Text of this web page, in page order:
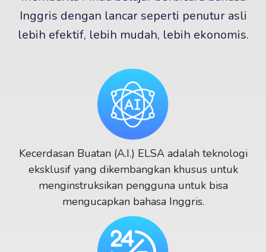
Inggris dengan lancar seperti penutur asli
lebih efektif, lebih mudah, lebih ekonomis.
Kecerdasan Buatan (A.I.) ELSA adalah teknologi
eksklusif yang dikembangkan khusus untuk
menginstruksikan pengguna untuk bisa
mengucapkan bahasa Inggris.